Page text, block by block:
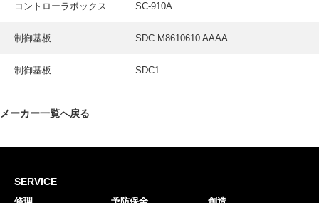
コントローラボックス SC-910A
制御基板 SDC M8610610 AAAA
制御基板 SDC1
メーカー一覧へ戻る
SERVICE